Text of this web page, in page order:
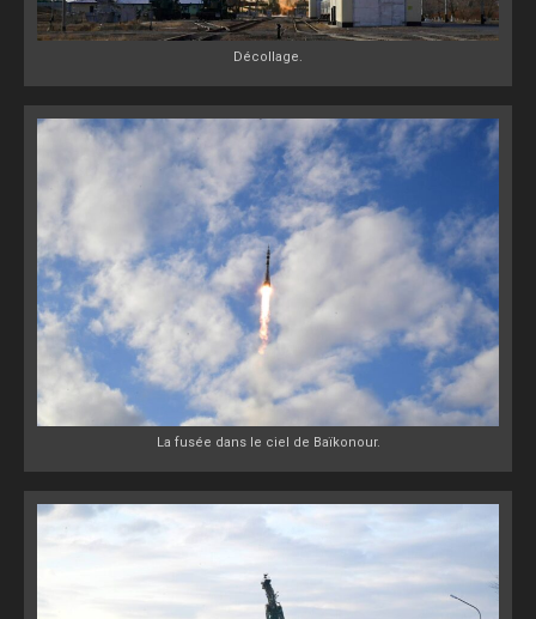
Décollage.
La fusée dans le ciel de Baïkonour.